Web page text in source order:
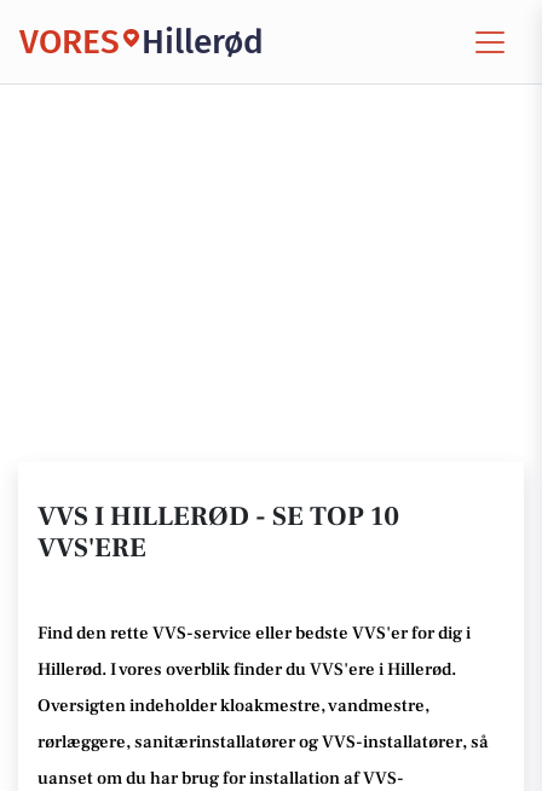
VORES Hillerød
VVS I HILLERØD - SE TOP 10
VVS'ERE
Find den rette VVS-service eller bedste VVS'er for dig i
Hillerød. I vores overblik finder du VVS'ere i Hillerød.
Oversigten indeholder kloakmestre, vandmestre,
rørlæggere, sanitærinstallatører og VVS-installatører, så
uanset om du har brug for installation af VVS-